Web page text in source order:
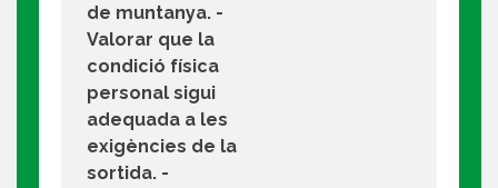
de muntanya. -
Valorar que la
condició física
personal sigui
adequada a les
exigències de la
sortida. -